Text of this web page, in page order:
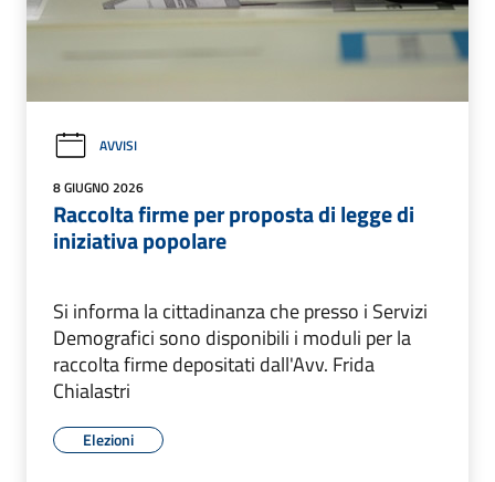
AVVISI
8 GIUGNO 2026
Raccolta firme per proposta di legge di
iniziativa popolare
Si informa la cittadinanza che presso i Servizi
Demografici sono disponibili i moduli per la
raccolta firme depositati dall'Avv. Frida
Chialastri
Elezioni